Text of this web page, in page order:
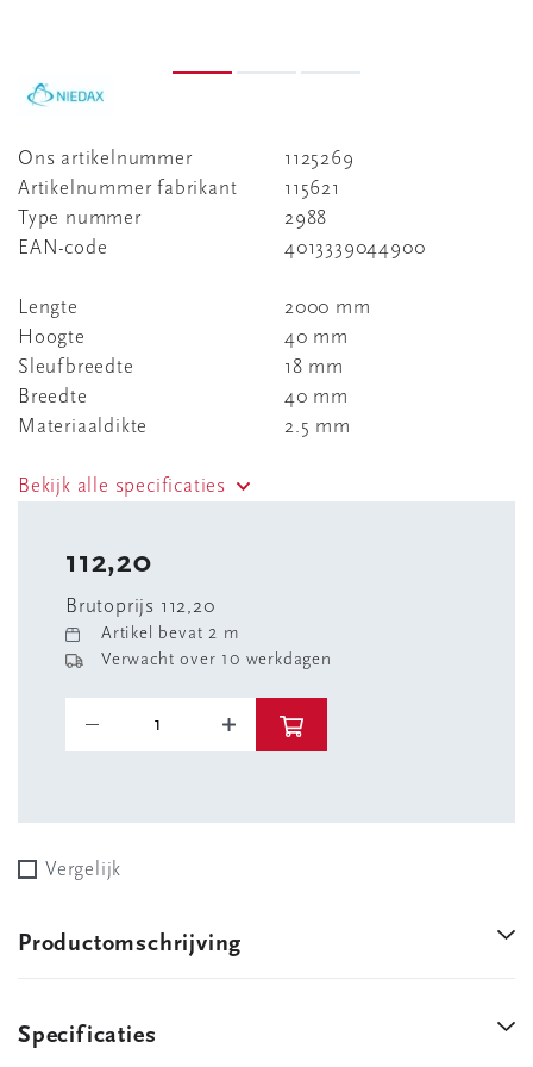
Ons artikelnummer
1125269
Artikelnummer fabrikant
115621
Type nummer
2988
EAN-code
4013339044900
Lengte
2000 mm
Hoogte
40 mm
Sleufbreedte
18 mm
Breedte
40 mm
Materiaaldikte
2.5 mm
Bekijk alle specificaties
112,20
Brutoprijs 112,20
Artikel bevat 2 m
Verwacht over 10 werkdagen
Vergelijk
Productomschrijving
Specificaties